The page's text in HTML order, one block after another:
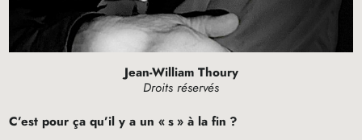
Jean-William Thoury
Droits réservés
C’est pour ça qu’il y a un «s» à la fin ?